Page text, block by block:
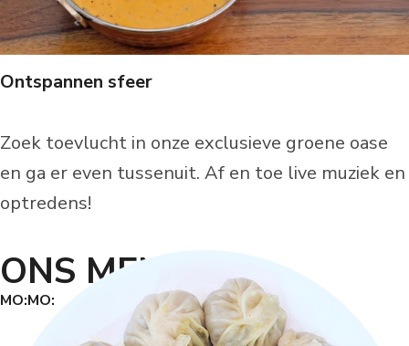
Ontspannen sfeer
Zoek toevlucht in onze exclusieve groene oase
en ga er even tussenuit. Af en toe live muziek en
optredens!
ONS MENU
MO:MO: